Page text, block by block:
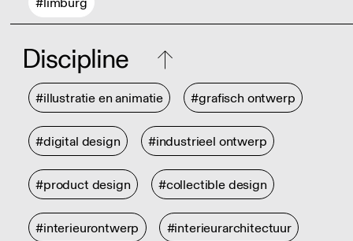
Discipline
#illustratie en animatie #grafisch ontwerp
#digital design #industrieel ontwerp
#product design #collectible design
#interieurontwerp #interieurarchitectuur